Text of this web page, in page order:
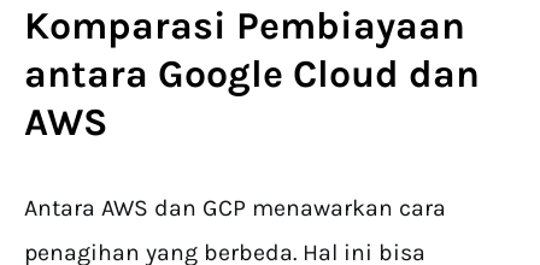
Komparasi Pembiayaan
antara Google Cloud dan
AWS
Antara AWS dan GCP menawarkan cara
penagihan yang berbeda. Hal ini bisa